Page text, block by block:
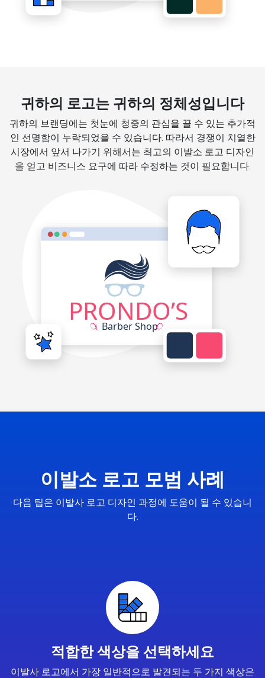
귀하의 로고는 귀하의 정체성입니다
귀하의 브랜딩에는 첫눈에 청중의 관심을 끌 수 있는 추가적
인 선명함이 누락되었을 수 있습니다. 따라서 경쟁이 치열한
시장에서 앞서 나가기 위해서는 최고의 이발소 로고 디자인
을 얻고 비즈니스 요구에 따라 수정하는 것이 필요합니다.
이발소 로고 모범 사례
다음 팁은 이발사 로고 디자인 과정에 도움이 될 수 있습니
다.
적합한 색상을 선택하세요
이발사 로고에서 가장 일반적으로 발견되는 두 가지 색상은